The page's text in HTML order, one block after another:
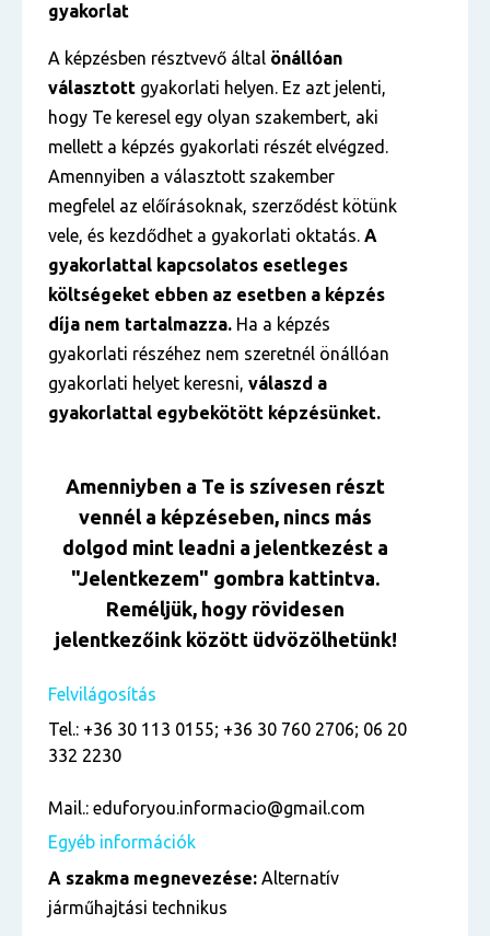
gyakorlat
A képzésben résztvevő által önállóan
választott gyakorlati helyen. Ez azt jelenti,
hogy Te keresel egy olyan szakembert, aki
mellett a képzés gyakorlati részét elvégzed.
Amennyiben a választott szakember
megfelel az előírásoknak, szerződést kötünk
vele, és kezdődhet a gyakorlati oktatás. A
gyakorlattal kapcsolatos esetleges
költségeket ebben az esetben a képzés
díja nem tartalmazza. Ha a képzés
gyakorlati részéhez nem szeretnél önállóan
gyakorlati helyet keresni, válaszd a
gyakorlattal egybekötött képzésünket.
Amenniyben a Te is szívesen részt
vennél a képzéseben, nincs más
dolgod mint leadni a jelentkezést a
"Jelentkezem" gombra kattintva.
Reméljük, hogy rövidesen
jelentkezőink között üdvözölhetünk!
Felvilágosítás
Tel.: +36 30 113 0155; +36 30 760 2706; 06 20
332 2230
Mail.: eduforyou.informacio@gmail.com
Egyéb információk
A szakma megnevezése: Alternatív
járműhajtási technikus